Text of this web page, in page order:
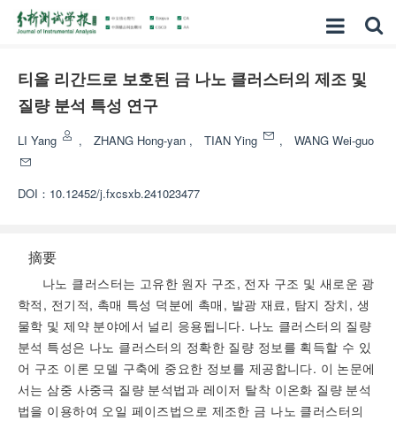
티올 리간드로 보호된 금 나노 클러스터의 제조 및
질량 분석 특성 연구
LI Yang , ZHANG Hong-yan , TIAN Ying , WANG Wei-guo
DOI： 10.12452/j.fxcsxb.241023477
摘要
나노 클러스터는 고유한 원자 구조, 전자 구조 및 새로운 광
학적, 전기적, 촉매 특성 덕분에 촉매, 발광 재료, 탐지 장치, 생
물학 및 제약 분야에서 널리 응용됩니다. 나노 클러스터의 질량
분석 특성은 나노 클러스터의 정확한 질량 정보를 획득할 수 있
어 구조 이론 모델 구축에 중요한 정보를 제공합니다. 이 논문에
서는 삼중 사중극 질량 분석법과 레이저 탈착 이온화 질량 분석
법을 이용하여 오일 페이즈법으로 제조한 금 나노 클러스터의